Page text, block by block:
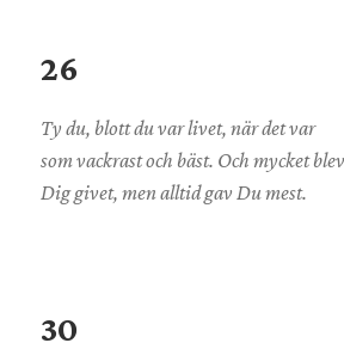
26
Ty du, blott du var livet, när det var
som vackrast och bäst. Och mycket blev
Dig givet, men alltid gav Du mest.
30